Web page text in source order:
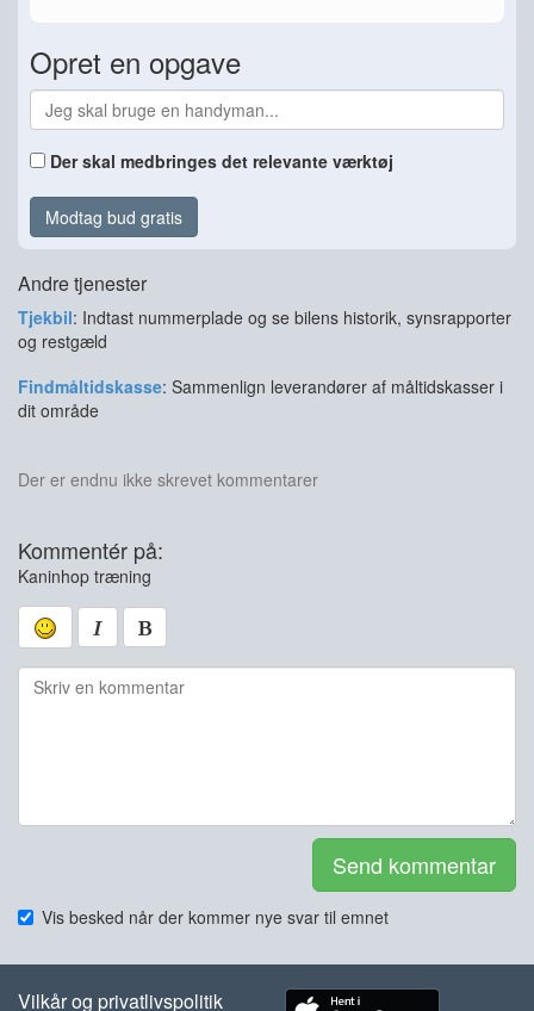
Opret en opgave
Der skal medbringes det relevante værktøj
Modtag bud gratis
Andre tjenester
Tjekbil: Indtast nummerplade og se bilens historik, synsrapporter
og restgæld
Findmåltidskasse: Sammenlign leverandører af måltidskasser i
dit område
Der er endnu ikke skrevet kommentarer
Kommentér på:
Kaninhop træning
Send kommentar
Vis besked når der kommer nye svar til emnet
Vilkår og privatlivspolitik